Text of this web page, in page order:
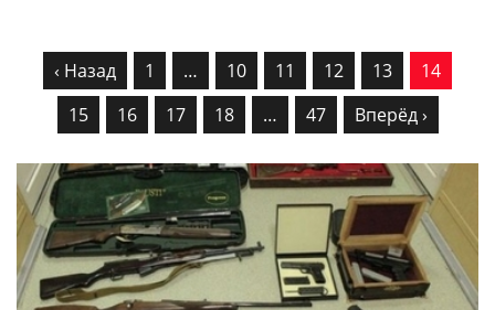
‹ Назад 1 … 10 11 12 13
14
15
16 17 18 … 47 Вперёд ›